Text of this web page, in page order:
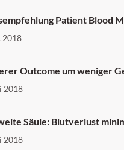
Patient Blood
2018
Outcome um weniger
2018
Säule: Blutverlust
2018